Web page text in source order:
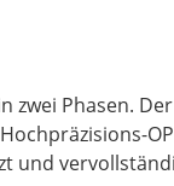
Phasen.
und